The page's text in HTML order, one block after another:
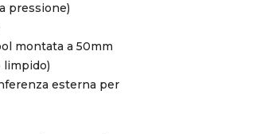
pressione)
montata a 50mm
limpido)
esterna per